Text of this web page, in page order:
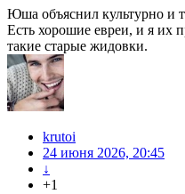
Юша объяснил культурно и
Есть хорошие евреи, и я их
такие старые жидовки.
krutoi
24 июня 2026, 20:45
↓
+1